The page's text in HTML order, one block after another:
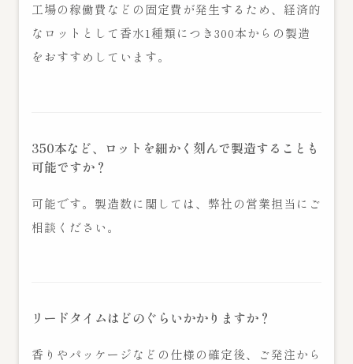
工場の稼働費などの固定費が発生するため、経済的
なロットとして香水1種類につき300本からの製造
をおすすめしています。
350本など、ロットを細かく刻んで製造することも
可能ですか？
可能です。製造数に関しては、弊社の営業担当にご
相談ください。
リードタイムはどのぐらいかかりますか？
香りやパッケージなどの仕様の確定後、ご発注から